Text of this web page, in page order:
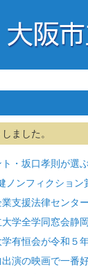
ました。
・坂口孝則が選
ノンフィクショ
支援法律センタ
学全学同窓会静
有恒会が令和５
演の映画で一番